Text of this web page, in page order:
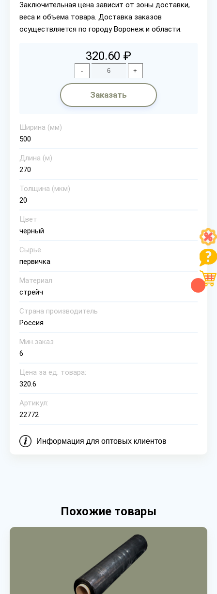
Заключительная цена зависит от зоны доставки,
веса и объема товара. Доставка заказов
осуществляется по городу Воронеж и области.
320.60 ₽
- +
Заказать
Ширина (мм)
500
Длина (м)
270
Толщина (мкм)
20
Цвет
черный
Сырье
первичка
Материал
стрейч
Страна производитель
Россия
Мин.заказ
6
Цена за ед. товара:
320.6
Артикул:
22772
Информация для оптовых клиентов
Похожие товары